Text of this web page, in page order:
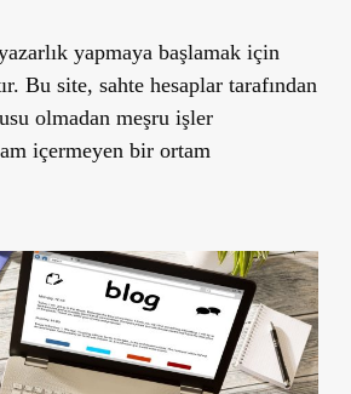
yapmaya başlamak için
Bu site, sahte hesaplar tarafından
olmadan meşru işler
içermeyen bir ortam